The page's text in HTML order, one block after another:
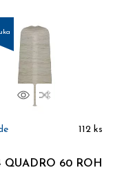
NáhľadPorovnať
112 ks
QUADRO 60 ROH